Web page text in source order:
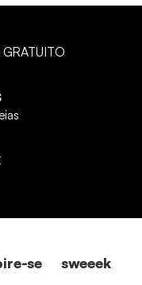
se sweeek